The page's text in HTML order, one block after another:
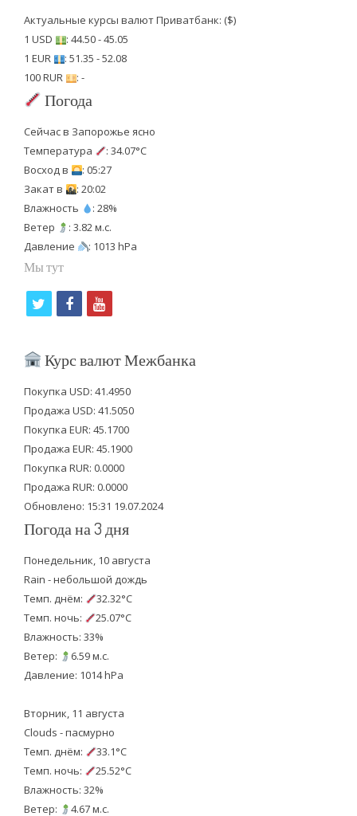
Актуальные курсы валют Приватбанк: ($)
1 USD
: 44.50 - 45.05
1 EUR
: 51.35 - 52.08
100 RUR
: -
Погода
Сейчас в Запорожье ясно
Температура
: 34.07°C
Восход в
: 05:27
Закат в
: 20:02
Влажность
: 28%
Ветер
: 3.82 м.с.
Давление
: 1013 hPa
Мы тут
i
t
e
r
f
c
b
o
o
k
y
u
u
b
e
Курс валют Межбанка
Покупка USD: 41.4950
Продажа USD: 41.5050
Покупка EUR: 45.1700
Продажа EUR: 45.1900
Покупка RUR: 0.0000
Продажа RUR: 0.0000
Обновлено: 15:31 19.07.2024
Погода на 3 дня
Понедельник, 10 августа
Rain - небольшой дождь
Темп. днём:
32.32°C
Темп. ночь:
25.07°C
Влажность: 33%
Ветер:
6.59 м.с.
Давление: 1014 hPa
Вторник, 11 августа
Clouds - пасмурно
Темп. днём:
33.1°C
Темп. ночь:
25.52°C
Влажность: 32%
Ветер:
4.67 м.с.